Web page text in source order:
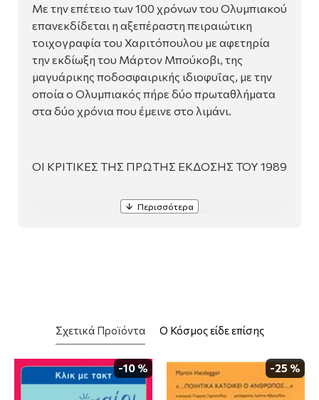
Με την επέτειο των 100 χρόνων του Ολυμπιακού
επανεκδίδεται η αξεπέραστη πειραιώτικη
τοιχογραφία του Χαριτόπουλου με αφετηρία
την εκδίωξη του Μάρτον Μπούκοβι, της
μαγυάρικης ποδοσφαιρικής ιδιοφυΐας, με την
οποία ο Ολυμπιακός πήρε δύο πρωταθλήματα
στα δύο χρόνια που έμεινε στο λιμάνι.
ΟΙ ΚΡΙΤΙΚΕΣ ΤΗΣ ΠΡΩΤΗΣ ΕΚΔΟΣΗΣ ΤΟΥ 1989
αναγνώστη και συνεχίζουν να το συγκρατούν
µετά την ανάγνωση του βιβλίου. […] Ο
Χαριτόπουλος αρχίζει το βιβλίο µε µια υπέροχη
Εισαγωγή, µε την οποία ανάγει, ή καλύτερα
εξυψώνει, αυτόν τον κόσµο στο χώρο του
Σχετικά Προϊόντα Ο Κόσμος είδε επίσης
-10 % -25 %